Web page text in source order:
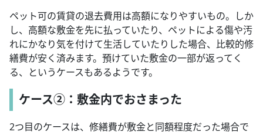
ペット可の賃貸の退去費用は高額になりやすいもの。しか
し、高額な敷金を先に払っていたり、ペットによる傷や汚
れにかなり気を付けて生活していたりした場合、比較的修
繕費が安く済みます。預けていた敷金の一部が返ってく
る、というケースもあるようです。
ケース②：敷金内でおさまった
2つ目のケースは、修繕費が敷金と同額程度だった場合で